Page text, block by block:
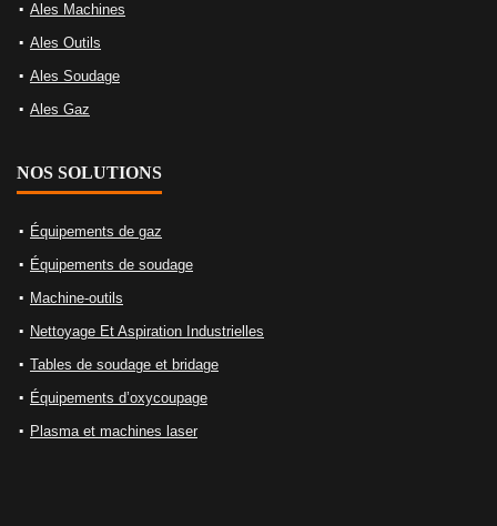
Ales Machines
Ales Outils
Ales Soudage
Ales Gaz
NOS SOLUTIONS
Équipements de gaz
Équipements de soudage
Machine-outils
Nettoyage Et Aspiration Industrielles
Tables de soudage et bridage
Équipements d’oxycoupage
Plasma et machines laser